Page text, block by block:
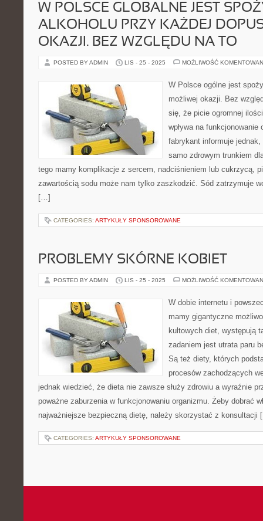
W POLSCE GLOBALNE JEST
ALKOHOLU PRZY KAŻDEJ
OKAZJI. BEZ WZGLĘDU NA TO
POSTED BY ADMIN LIS - 25 - 2025 MOŻLIWOŚĆ
W Polsce ogólne jest
możliwej okazji. Bez
się, że picie ogromnej
wpływa na funkcjonowanie
fabrykant informuje
samo zdrowym trunkiem
tego mamy komplikacje z sercem, nadciśnieniem lub cukrzycą,
zawartością sodu może nam tylko zaszkodzić. Sód zatrzymuje
[…]
CATEGORIES: ARTYKUŁY SPONSOROWANE
PROBLEMY SKÓRNE KOBIET
POSTED BY ADMIN LIS - 25 - 2025 MOŻLIWOŚĆ
W dobie internetu i
mamy gigantyczne
kultowych diet, występują
zadaniem jest utrata paru
Są też diety, których
procesów zachodzących
jednak wiedzieć, że dieta nie zawsze służy zdrowiu a wyraźnie
poważne zaburzenia w funkcjonowaniu organizmu. Żeby dobrać
najważniejsze bezpieczną dietę, należy skorzystać z konsultacji
CATEGORIES: ARTYKUŁY SPONSOROWANE